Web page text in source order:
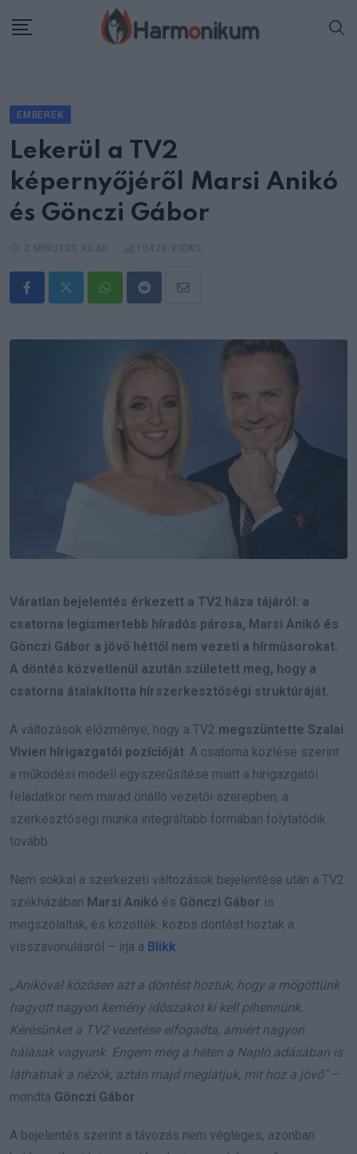
EMBEREK
Lekerül a TV2
képernyőjéről Marsi Anikó
és Gönczi Gábor
WhatsappRedditShare
Email
Váratlan bejelentés érkezett a TV2 háza tájáról: a
csatorna legismertebb híradós párosa, Marsi Anikó és
Gönczi Gábor a jövő héttől nem vezeti a hírműsorokat.
A döntés közvetlenül azután született meg, hogy a
csatorna átalakította hírszerkesztőségi struktúráját.
A változások előzménye, hogy a TV2 megszüntette Szalai
Vivien hírigazgatói pozícióját. A csatorna közlése szerint
a működési modell egyszerűsítése miatt a hírigazgatói
feladatkör nem marad önálló vezetői szerepben, a
szerkesztőségi munka integráltabb formában folytatódik
tovább.
Nem sokkal a szerkezeti változások bejelentése után a TV2
székházában Marsi Anikó és Gönczi Gábor is
megszólaltak, és közölték: közös döntést hoztak a
visszavonulásról – írja a Blikk.
„Anikóval közösen azt a döntést hoztuk, hogy a mögöttünk
hagyott nagyon kemény időszakot ki kell pihennünk.
Kérésünket a TV2 vezetése elfogadta, amiért nagyon
hálásak vagyunk. Engem még a héten a Napló adásában is
láthatnak a nézők, aztán majd meglátjuk, mit hoz a jövő”–
mondta Gönczi Gábor.
A bejelentés szerint a távozás nem végleges, azonban